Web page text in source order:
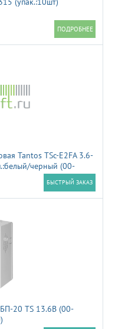
Tantos TSc-E2FA 3.6-
черный (00-
БЫСТРЫЙ ЗАКАЗ
20 TS 13.6В (00-